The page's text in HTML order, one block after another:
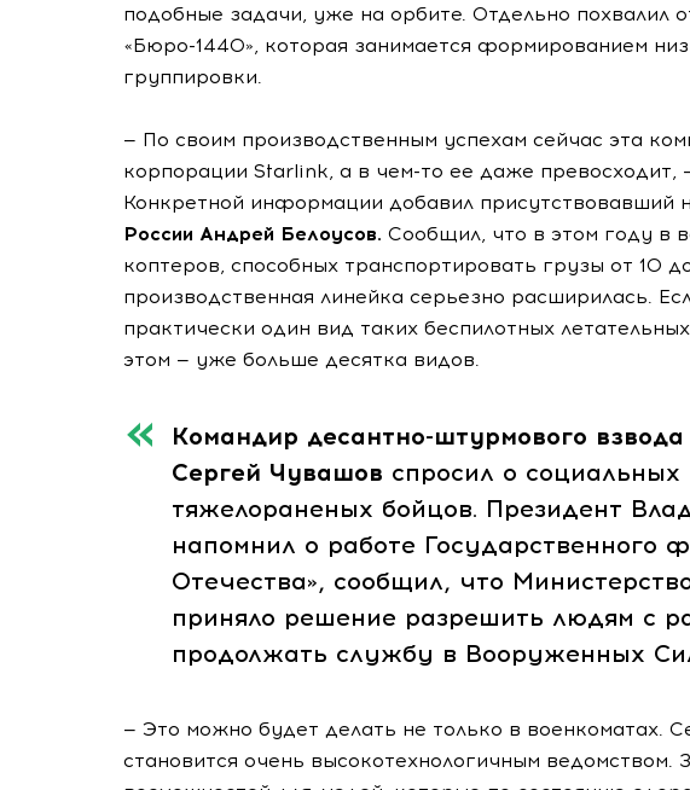
подобные задачи, уже на орбите. Отдельно похвалил
«Бюро-1440», которая занимается формированием
группировки.
— По своим производственным успехам сейчас эта
корпорации Starlink, а в чем-то ее даже превосходит,
Конкретной информации добавил присутствовавший
России Андрей Белоусов. Сообщил, что в этом году в
коптеров, способных транспортировать грузы от 10
производственная линейка серьезно расширилась.
практически один вид таких беспилотных
этом — уже больше десятка видов.
Командир десантно-штурмового
Сергей Чувашов спросил о социальных
тяжелораненых бойцов. Президент
напомнил о работе Государственного
Отечества», сообщил, что
приняло решение разрешить людям с
продолжать службу в Вооруженных
— Это можно будет делать не только в военкоматах.
становится очень высокотехнологичным ведомством.